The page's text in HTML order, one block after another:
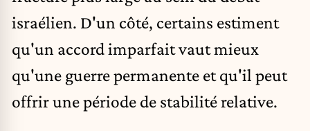
israélien. D'un côté, certains estiment
qu'un accord imparfait vaut mieux
qu'une guerre permanente et qu'il peut
offrir une période de stabilité relative.